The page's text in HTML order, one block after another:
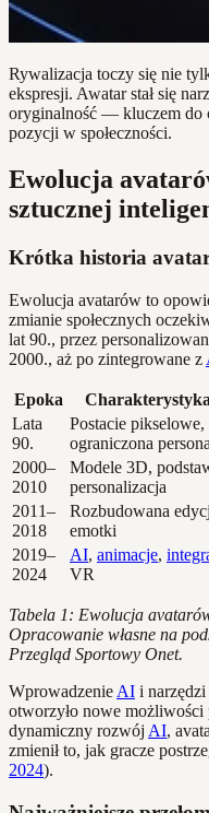
Rywalizacja toczy się nie
ekspresji. Awatar stał się
oryginalność — kluczem do
pozycji w społeczności.
Ewolucja
sztucznej
Krótka historia
Ewolucja avatarów to
zmianie społecznych
lat 90., przez
2000., aż po zintegrowane z
Epoka
Lata
90.
Postacie pikselowe,
ograniczona
2000–
2010
Modele 3D,
personalizacja
2011–
2018
Rozbudowana
emotki
2019–
2024
AI, animacje,
VR
Tabela 1: Ewolucja
Opracowanie własne na
Przegląd Sportowy Onet.
Wprowadzenie AI i
otworzyło nowe możliwości
dynamiczny rozwój AI,
zmienił to, jak gracze
2024).